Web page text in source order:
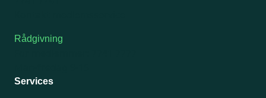
Rådgivning
Services